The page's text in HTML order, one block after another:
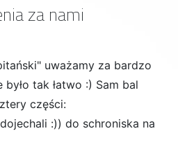
za nami
uważamy za bardzo
tak łatwo :) Sam bal
części:
:)) do schroniska na